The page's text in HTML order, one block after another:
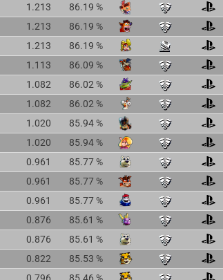
1.213 86.19 %
1.213 86.19 %
1.213 86.19 %
1.113 86.09 %
1.082 86.02 %
1.082 86.02 %
1.020 85.94 %
1.020 85.94 %
0.961 85.77 %
0.961 85.77 %
0.961 85.77 %
0.876 85.61 %
0.876 85.61 %
0.822 85.53 %